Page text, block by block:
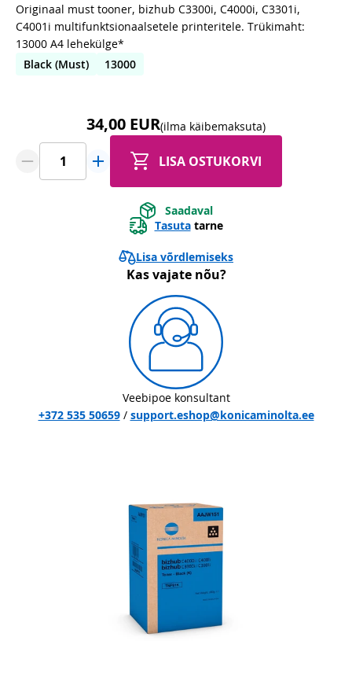
Originaal must tooner, bizhub C3300i, C4000i, C3301i,
C4001i multifunktsionaalsetele printeritele. Trükimaht:
13000 A4 lehekülge*
Black (Must)
13000
34,00 EUR(ilma käibemaksuta)
LISA OSTUKORVI
Saadaval
Tasuta tarne
Lisa võrdlemiseks
Kas vajate nõu?
Veebipoe konsultant
+372 535 50659/ support.eshop@konicaminolta.ee